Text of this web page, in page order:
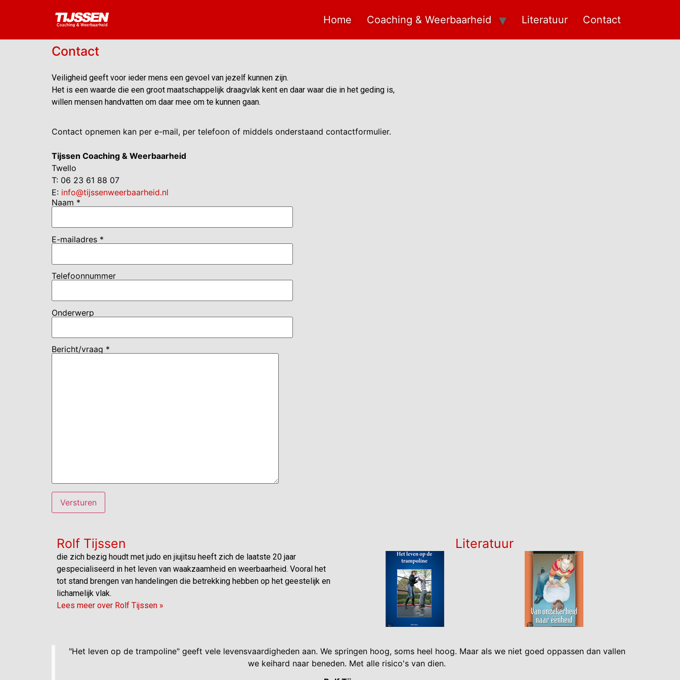
Home Coaching & Weerbaarheid Literatuur Contact
Contact
Veiligheid geeft voor ieder mens een gevoel van jezelf kunnen zijn.
Het is een waarde die een groot maatschappelijk draagvlak kent en daar waar die in het geding is,
willen mensen handvatten om daar mee om te kunnen gaan.
Contact opnemen kan per e-mail, per telefoon of middels onderstaand contactformulier.
Tijssen Coaching & Weerbaarheid
Twello
T: 06 23 61 88 07
E: info@tijssenweerbaarheid.nl
Naam *
E-mailadres *
Telefoonnummer
Onderwerp
Bericht/vraag *
Rolf Tijssen
die zich bezig houdt met judo en jiujitsu heeft zich de laatste 20 jaar
gespecialiseerd in het leven van waakzaamheid en weerbaarheid. Vooral het
tot stand brengen van handelingen die betrekking hebben op het geestelijk en
lichamelijk vlak.
Lees meer over Rolf Tijssen »
Literatuur
"Het leven op de trampoline" geeft vele levensvaardigheden aan. We springen hoog, soms heel hoog. Maar als we niet goed oppassen dan vallen
we keihard naar beneden. Met alle risico's van dien.